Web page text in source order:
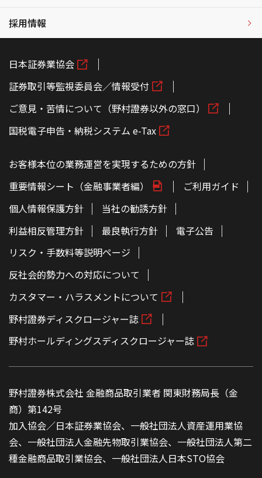
採用情報
日本証券業協会
証券取引等監視委員会／情報受付
ご意見・苦情について（野村證券以外の窓口）
国税電子申告・納税システム e-Tax
お客様本位の業務運営を実現するための方針
重要情報シート（金融事業者編）
ご利用ガイド
個人情報保護方針
当社の勧誘方針
利益相反管理方針
最良執行方針
電子公告
リスク・手数料等説明ページ
反社会的勢力への対応について
カスタマー・ハラスメントについて
野村證券ディスクロージャー誌
野村ホールディングスディスクロージャー誌
野村證券株式会社 金融商品取引業者 関東財務局長（金
商）第142号
加入協会／日本証券業協会、一般社団法人資産運用業協
会、一般社団法人金融先物取引業協会、一般社団法人第二
種金融商品取引業協会、一般社団法人日本STO協会